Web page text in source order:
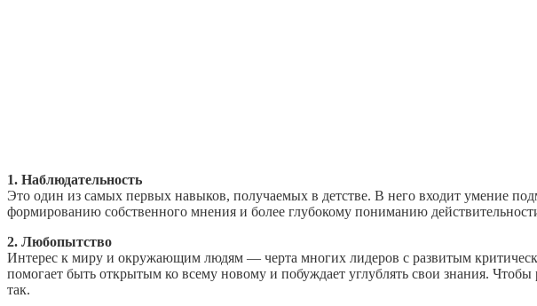
1. Наблюдательность
Это один из самых первых навыков, получаемых в детстве. В него входит умение
формированию собственного мнения и более глубокому пониманию
2. Любопытство
Интерес к миру и окружающим людям — черта многих лидеров с развитым
помогает быть открытым ко всему новому и побуждает углублять свои знания.
так.